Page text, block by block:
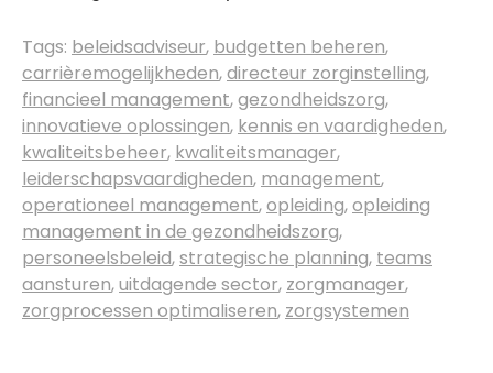
Tags: beleidsadviseur, budgetten beheren,
carrièremogelijkheden,directeur zorginstelling,
financieel management,gezondheidszorg,
innovatieve oplossingen, kennis en vaardigheden,
kwaliteitsbeheer, kwaliteitsmanager,
leiderschapsvaardigheden, management,
operationeel management,opleiding,opleiding
management in de gezondheidszorg,
personeelsbeleid,strategische planning, teams
aansturen,uitdagende sector, zorgmanager,
zorgprocessen optimaliseren, zorgsystemen